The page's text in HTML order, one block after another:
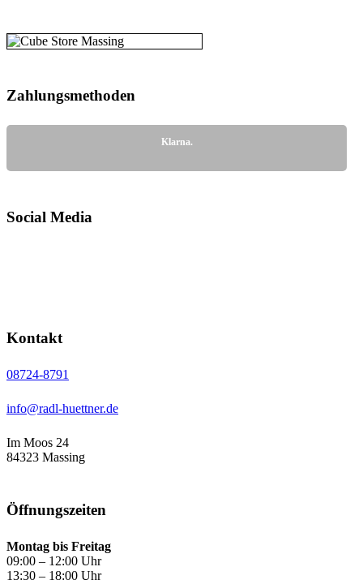
Zahlungs­methoden
Klarna.
Social Media
Kontakt
08724-8791
info@radl-huettner.de
Im Moos 24
84323 Massing
Öffnungs­zeiten
Montag bis Freitag
09:00 – 12:00 Uhr
13:30 – 18:00 Uhr